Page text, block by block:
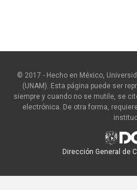
© 2017 - Hecho en México,
(UNAM). Esta página puede ser
siempre y cuando no se mutile, se
electrónica. De otra forma,
Dirección General de